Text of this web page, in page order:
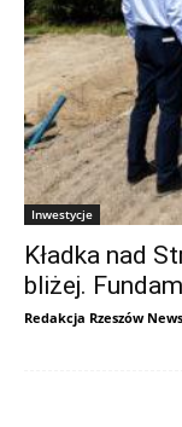
Inwestycje
Kładka nad
bliżej.
Redakcja Rzeszów News